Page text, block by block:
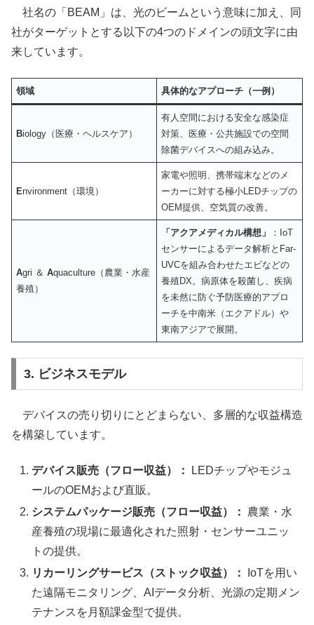
社名の「BEAM」は、光のビームという意味に加え、同
社がターゲットとする以下の4つのドメインの頭文字に由
来しています。
領域 具体的なアプローチ（一例）
Biology（医療・ヘルスケア）
有人空間における安全な感染症
対策、医療・公共施設での空間
除菌デバイスへの組み込み。
Environment（環境）
家電や照明、携帯端末などのメ
ーカーに対する極小LEDチップの
OEM提供、空気質の改善。
Agri ＆Aquaculture（農業・水産
養殖）
「アクアメディカル構想」
：IoT
センサーによるデータ解析とFar-
UVCを組み合わせたエビなどの
養殖DX。病原体を殺菌し、疾病
を未然に防ぐ予防医療的アプロ
ーチを中南米（エクアドル）や
東南アジアで展開。
3. ビジネスモデル
デバイスの売り切りにとどまらない、多層的な収益構造
を構築しています。
デバイス販売（フロー収益）：
LEDチップやモジュ
ールのOEMおよび直販。
システムパッケージ販売（フロー収益）：
農業・水
産養殖の現場に最適化された照射・センサーユニッ
トの提供。
リカーリングサービス（ストック収益）：
IoTを用い
た遠隔モニタリング、AIデータ分析、光源の定期メン
テナンスを月額課金型で提供。